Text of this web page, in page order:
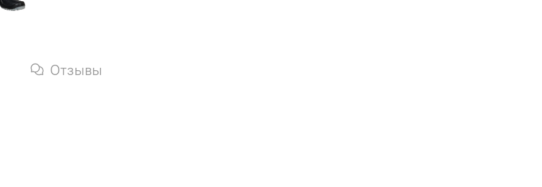
Отзывы